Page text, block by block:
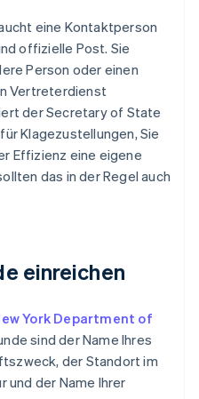
eine Kontaktperson
offizielle Post. Sie
Person oder einen
Vertreterdienst
der Secretary of State
Klagezustellungen, Sie
Effizienz eine eigene
das in der Regel auch
einreichen
York Department of
sind der Name Ihres
der Standort im
und der Name Ihrer